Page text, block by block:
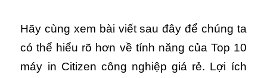
Hãy cùng xem bài viết sau đây để chúng ta
có thể hiểu rõ hơn về tính năng của Top 10
máy in Citizen công nghiệp giá rẻ. Lợi ích